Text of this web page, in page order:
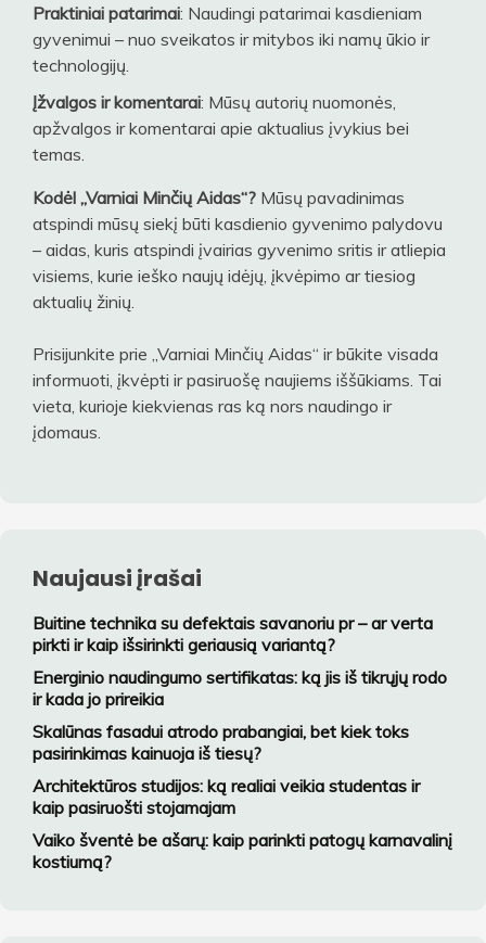
Praktiniai patarimai: Naudingi patarimai kasdieniam
gyvenimui – nuo sveikatos ir mitybos iki namų ūkio ir
technologijų.
Įžvalgos ir komentarai: Mūsų autorių nuomonės,
apžvalgos ir komentarai apie aktualius įvykius bei
temas.
Kodėl „Varniai Minčių Aidas“? Mūsų pavadinimas
atspindi mūsų siekį būti kasdienio gyvenimo palydovu
– aidas, kuris atspindi įvairias gyvenimo sritis ir atliepia
visiems, kurie ieško naujų idėjų, įkvėpimo ar tiesiog
aktualių žinių.
Prisijunkite prie „Varniai Minčių Aidas“ ir būkite visada
informuoti, įkvėpti ir pasiruošę naujiems iššūkiams. Tai
vieta, kurioje kiekvienas ras ką nors naudingo ir
įdomaus.
Naujausi įrašai
Buitine technika su defektais savanoriu pr – ar verta
pirkti ir kaip išsirinkti geriausią variantą?
Energinio naudingumo sertifikatas: ką jis iš tikrųjų rodo
ir kada jo prireikia
Skalūnas fasadui atrodo prabangiai, bet kiek toks
pasirinkimas kainuoja iš tiesų?
Architektūros studijos: ką realiai veikia studentas ir
kaip pasiruošti stojamajam
Vaiko šventė be ašarų: kaip parinkti patogų karnavalinį
kostiumą?